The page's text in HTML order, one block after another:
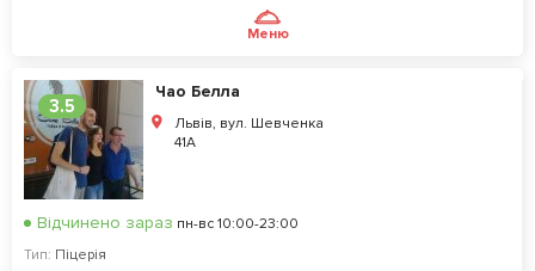
Меню
3.5
Чао Белла
Львів, вул. Шевченка
41А
Відчинено зараз пн-вс 10:00-23:00
Тип: Піцерія